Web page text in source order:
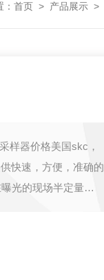
首页 > 产品展示 >
样器价格美国skc，
快速，方便，准确的
光的现场半定量指